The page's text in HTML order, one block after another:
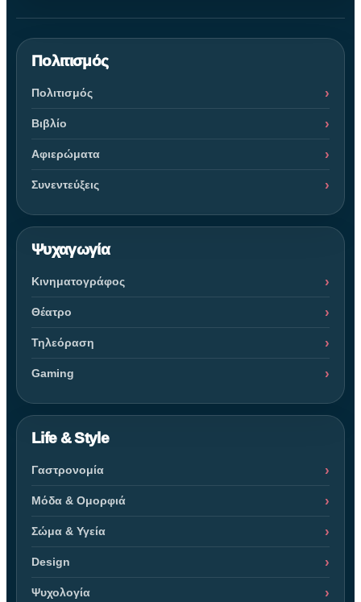
Πολιτισμός
Πολιτισμός
Βιβλίο
Αφιερώματα
Συνεντεύξεις
Ψυχαγωγία
Κινηματογράφος
Θέατρο
Τηλεόραση
Gaming
Life & Style
Γαστρονομία
Μόδα & Ομορφιά
Σώμα & Υγεία
Design
Ψυχολογία